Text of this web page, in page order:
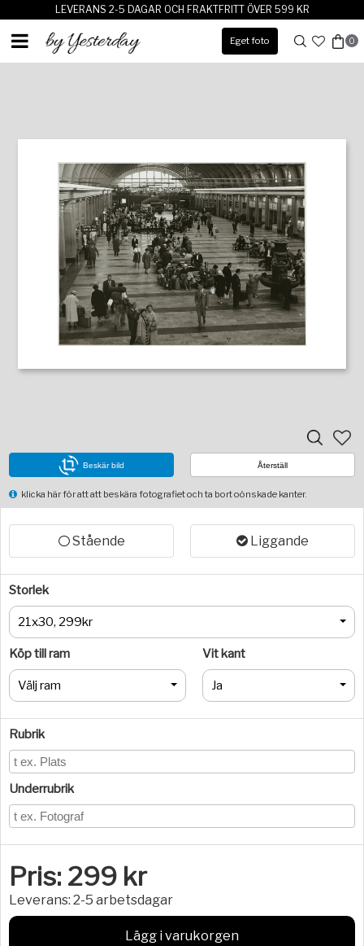
LEVERANS 2-5 DAGAR OCH FRAKTFRITT ÖVER 599 KR
Eget foto 0
Beskär bild Återställ
klicka här för att att beskära fotografiet och ta bort oönskade kanter.
Stående Liggande
Storlek
21x30, 299kr
Köp till ram
Välj ram
Vit kant
Ja
Rubrik
Underrubrik
Pris: 299 kr
Leverans: 2-5 arbetsdagar
Lägg i varukorgen